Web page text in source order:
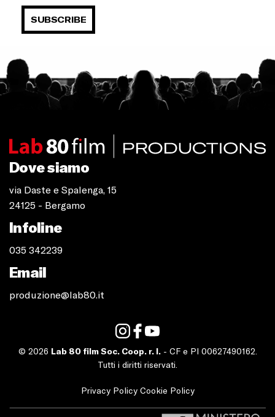
SUBSCRIBE
Dove siamo
via Daste e Spalenga, 15
24125 - Bergamo
Infoline
035 342239
Email
produzione@lab80.it
© 2026 Lab 80 film Soc. Coop. r. l.- CF e PI 00627490162.
Tutti i diritti riservati.
Privacy Policy Cookie Policy